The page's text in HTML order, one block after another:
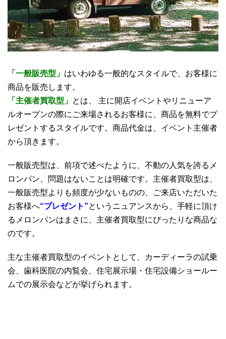
「一般販売型」 はいわゆる一般的なスタイルで、お客様に
商品を販売します。
「主催者買取型」 とは、 主に開店イベントやリニューア
ルオープンの際にご来場されるお客様に、商品を無料でプ
レゼントするスタイルです。商品代金は、イベント主催者
から頂きます。
一般販売型は、前項で述べたように、不動の人気を誇るメ
ロンパン、問題はないことは明確です。主催者買取型は、
一般販売型よりも頻度が少ないものの、ご来店いただいた
お客様へ“プレゼント”というニュアンスから、手軽に頂け
るメロンパンはまさに、主催者買取型にぴったりな商品な
のです。
主な主催者買取型のイベントとして、カーディーラの試乗
会、歯科医院の内覧会、住宅展示場・住宅設備ショールー
ムでの展示会などが挙げられます。